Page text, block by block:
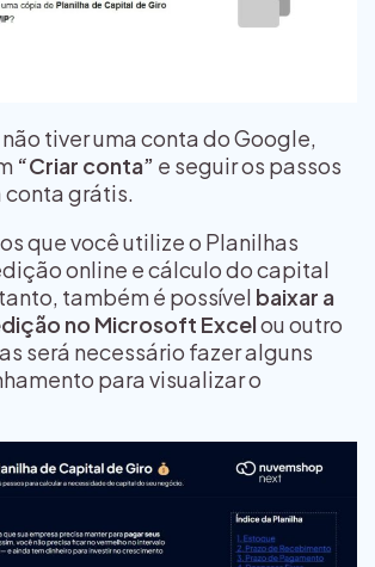
tiver uma conta do Google,
“Criar conta” e seguir os passos
conta grátis.
que você utilize o Planilhas
online e cálculo do capital
também é possível baixar a
no Microsoft Excelou outro
será necessário fazer alguns
para visualizar o